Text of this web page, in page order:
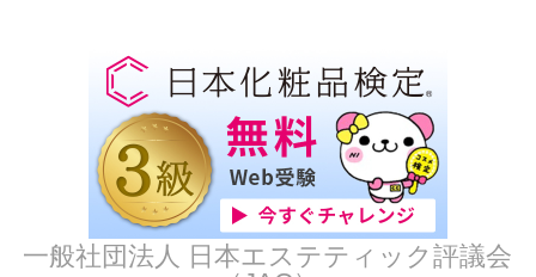
一般社団法人 日本エステティック評議会